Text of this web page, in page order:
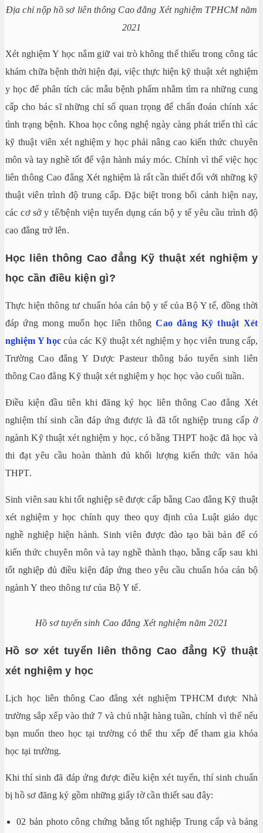
Địa chỉ nộp hồ sơ liên thông Cao đẳng Xét nghiệm TPHCM năm
2021
Xét nghiệm Y học nắm giữ vai trò không thể thiếu trong công tác
khám chữa bệnh thời hiện đại, việc thực hiện kỹ thuật xét nghiệm
y học để phân tích các mẫu bệnh phẩm nhằm tìm ra những cung
cấp cho bác sĩ những chỉ số quan trọng để chẩn đoán chính xác
tình trạng bệnh. Khoa học công nghệ ngày càng phát triển thì các
kỹ thuật viên xét nghiệm y học phải nâng cao kiến thức chuyên
môn và tay nghề tốt để vận hành máy móc. Chính vì thế việc học
liên thông Cao đẳng Xét nghiệm là rất cần thiết đối với những kỹ
thuật viên trình độ trung cấp. Đặc biệt trong bối cảnh hiện nay,
các cơ sở y tế/bệnh viện tuyển dụng cán bộ y tế yêu cầu trình độ
cao đẳng trở lên.
Học liên thông Cao đẳng Kỹ thuật xét nghiệm y
học cần điều kiện gì?
Thực hiện thông tư chuẩn hóa cán bộ y tế của Bộ Y tế, đồng thời
đáp ứng mong muốn học liên thôngCao đẳng Kỹ thuật Xét
nghiệm Y học của các Kỹ thuật xét nghiệm y học viên trung cấp,
Trường Cao đẳng Y Dược Pasteur thông báo tuyển sinh liên
thông Cao đẳng Kỹ thuật xét nghiệm y học học vào cuối tuần.
Điều kiện đầu tiên khi đăng ký học liên thông Cao đẳng Xét
nghiệm thí sinh cần đáp ứng được là đã tốt nghiệp trung cấp ở
ngành Kỹ thuật xét nghiệm y học, có bằng THPT hoặc đã học và
thi đạt yêu cầu hoàn thành đủ khối lượng kiến thức văn hóa
THPT.
Sinh viên sau khi tốt nghiệp sẽ được cấp bằng Cao đẳng Kỹ thuật
xét nghiệm y học chính quy theo quy định của Luật giáo dục
nghề nghiệp hiện hành. Sinh viên được đào tạo bài bản để có
kiến thức chuyên môn và tay nghề thành thạo, bằng cấp sau khi
tốt nghiệp đủ điều kiện đáp ứng theo yêu cầu chuẩn hóa cán bộ
ngành Y theo thông tư của Bộ Y tế.
Hồ sơ tuyển sinh Cao đẳng Xét nghiệm năm 2021
Hồ sơ xét tuyển liên thông Cao đẳng Kỹ thuật
xét nghiệm y học
Lịch học liên thông Cao đẳng xét nghiệm TPHCM được Nhà
trường sắp xếp vào thứ 7 và chủ nhật hàng tuần, chính vì thế nếu
bạn muốn theo học tại trường có thể thu xếp để tham gia khóa
học tại trường.
Khi thí sinh đã đáp ứng được điều kiện xét tuyển, thí sinh chuẩn
bị hồ sơ đăng ký gồm những giấy tờ cần thiết sau đây:
02 bản photo công chứng bằng tốt nghiệp Trung cấp và bảng